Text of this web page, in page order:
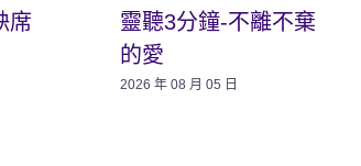
席
靈聽3分鐘-不離不棄
的愛
2026 年 08 月 05 日